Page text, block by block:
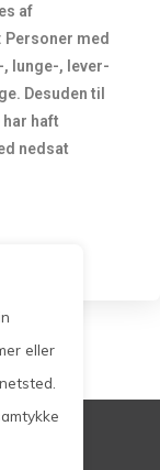
af
med
lunge-, lever-
Desuden til
haft
nedsat
eller